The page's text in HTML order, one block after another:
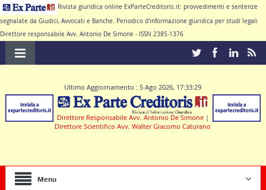
Rivista giuridica online ExParteCreditoris.it: provvedimenti e sentenze
segnalate da Giudici, Avvocati e Banche. Periodico d'informazione giuridica per studi legali
Direttore responsabile Avv. Antonio De Simone - ISSN 2385-1376
Ultimo Aggiornamento : 5 Ago 2026, 17:33:29
Direttore Responsabile Avv. Antonio De Simone |
Direttore Scientifico Avv. Walter Giacomo Caturano
Menu